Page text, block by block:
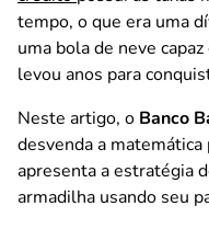
tempo, o que era uma
uma bola de neve
levou anos para
Neste artigo, o Banco
desvenda a matemática
apresenta a estratégia
armadilha usando seu